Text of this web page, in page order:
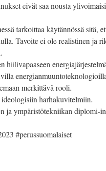
eivät saa nousta
tarkoittaa käytännössä sitä,
Tavoite ei ole realistinen ja
hiilivapaaseen
merkittävä rooli.
ideologisiin harhakuvitelmiin.
ja ympäristötekniikan diplomi-
#perussuomalaiset